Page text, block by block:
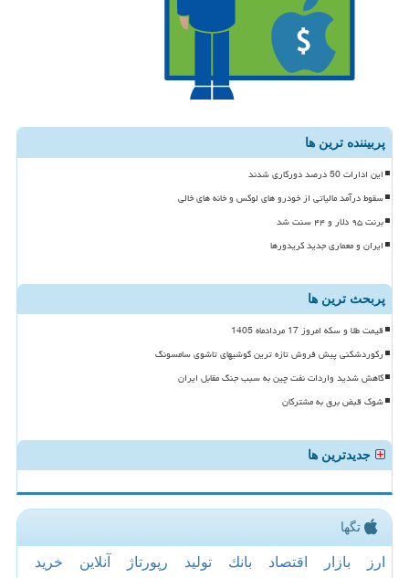
پربیننده ترین ها
این ادارات 50 درصد دورکاری شدند
سقوط درآمد مالیاتی از خودرو های لوکس و خانه های خالی
برنت ۹۵ دلار و ۴۴ سنت شد
ایران و معماری جدید کریدورها
پربحث ترین ها
قیمت طلا و سکه امروز 17 مردادماه 1405
رکوردشکنی پیش فروش تازه ترین گوشیهای تاشوی سامسونگ
کاهش شدید واردات نفت چین به سبب جنگ مقابل ایران
شوک قبض برق به مشترکان
جدیدترین ها
تگها
ارز بازار اقتصاد بانك تولید رپورتاژ آنلاین خرید